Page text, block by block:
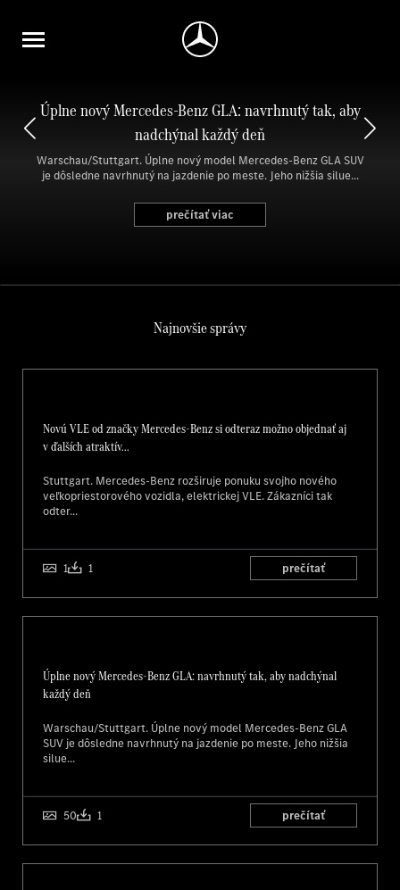
Úplne nový Mercedes-Benz GLA: navrhnutý tak, aby
nadchýnal každý deň
Warschau/Stuttgart. Úplne nový model Mercedes-Benz GLA SUV
je dôsledne navrhnutý na jazdenie po meste. Jeho nižšia silue...
prečítať viac
Najnovšie správy
Novú VLE od značky Mercedes-Benz si odteraz možno objednať aj
v ďalších atraktív...
Stuttgart. Mercedes-Benz rozširuje ponuku svojho nového
veľkopriestorového vozidla, elektrickej VLE. Zákazníci tak
odter...
1 1 prečítať
Úplne nový Mercedes-Benz GLA: navrhnutý tak, aby nadchýnal
každý deň
Warschau/Stuttgart. Úplne nový model Mercedes-Benz GLA
SUV je dôsledne navrhnutý na jazdenie po meste. Jeho nižšia
silue...
50 1 prečítať